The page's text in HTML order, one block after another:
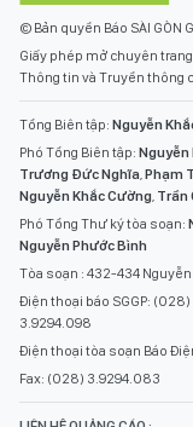
© Bản quyền Báo SÀI GÒN
Giấy phép mở chuyên
Thông tin và Truyền thông
Tổng Biên tập: Nguyễn
Phó Tổng Biên tập: Nguyễn
Trương Đức Nghĩa,Phạm
Nguyễn Khắc Cường, Trần
Phó Tổng Thư ký tòa soạn:
Nguyễn Phước Bình
Tòa soạn : 432-434 Nguyễn
Điện thoại báo SGGP:
3.9294.098
Điện thoại tòa soạn Báo
Fax: (028) 3.9294.083